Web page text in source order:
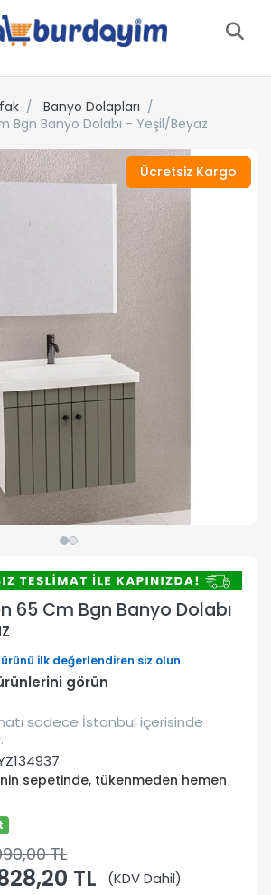
Banyo Dolapları
Bgn Banyo Dolabı - Yeşil/Beyaz
Ücretsiz Kargo
65 Cm Bgn Banyo Dolabı
ürünü ilk değerlendiren siz olun
görün
sadece İstanbul içerisinde
sepetinde, tükenmeden hemen
TL
TL (KDV Dahil)